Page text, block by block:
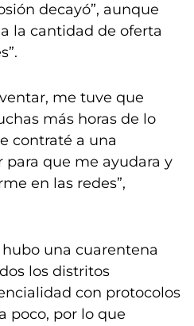
decayó”, aunque
la cantidad de oferta
me tuve que
más horas de lo
contraté a una
que me ayudara y
en las redes”,
una cuarentena
los distritos
con protocolos
poco, por lo que